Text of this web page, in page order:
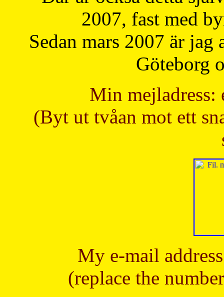
2007, fast med
Sedan mars 2007 är
Göteborg
Min mejladress:
(Byt ut tvåan mot ett
My e-mail
(replace the